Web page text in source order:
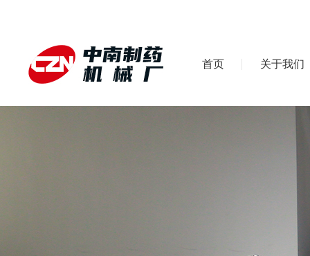
首页 关于我们